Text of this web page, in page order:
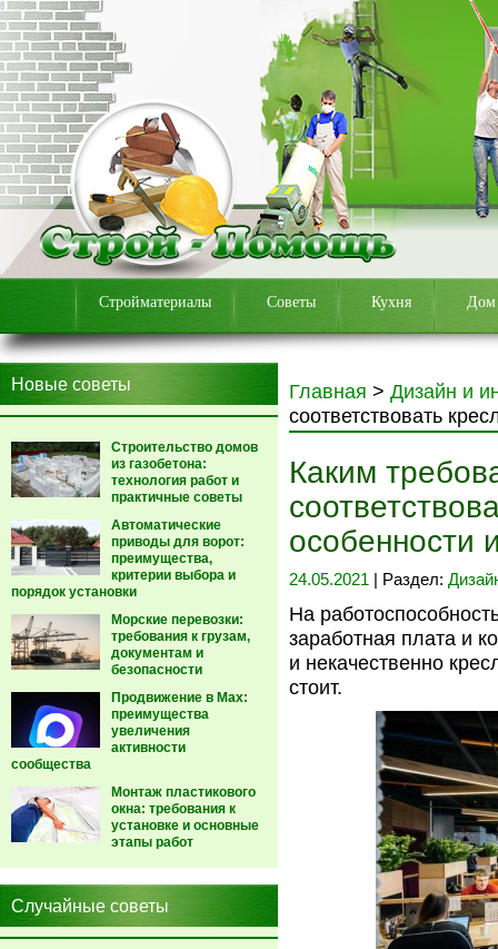
Стройматериалы Советы Кухня Дом
Новые советы
Строительство домов
из газобетона:
технология работ и
практичные советы
Автоматические
приводы для ворот:
преимущества,
критерии выбора и
порядок установки
Морские перевозки:
требования к грузам,
документам и
безопасности
Продвижение в Max:
преимущества
увеличения
активности
сообщества
Монтаж пластикового
окна: требования к
установке и основные
этапы работ
Случайные советы
Главная > Дизайн и
соответствовать
Каким
особенности
24.05.2021 | Раздел:
На
заработная плата и
и некачественно
стоит.